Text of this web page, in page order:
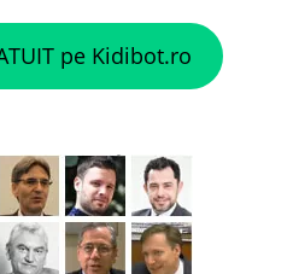
pe Kidibot.ro